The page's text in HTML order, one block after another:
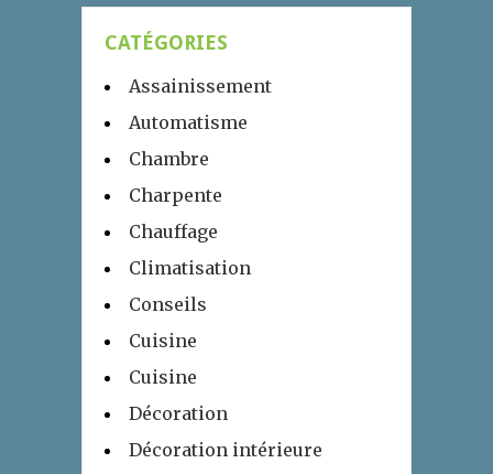
CATÉGORIES
Assainissement
Automatisme
Chambre
Charpente
Chauffage
Climatisation
Conseils
Cuisine
Cuisine
Décoration
Décoration intérieure